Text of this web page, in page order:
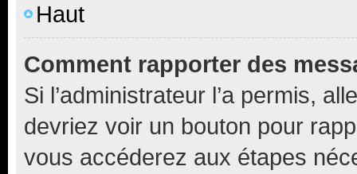
Haut
Comment rapporter des
Si l’administrateur l’a permis,
devriez voir un bouton pour
vous accéderez aux étapes